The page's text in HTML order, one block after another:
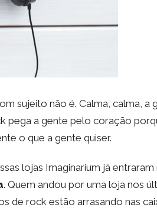
sujeito não é. Calma, calma, a
pega a gente pelo coração
o que a gente quiser.
lojas Imaginarium já
. Quem andou por uma loja nos
de rock estão arrasando nas